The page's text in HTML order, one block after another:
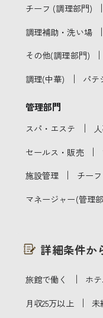
チーフ (調理部門) ｜
調理補助・洗い場 ｜
その他(調理部門) ｜
調理(中華) ｜ パテ
管理部門
スパ・エステ ｜
セールス・販売 ｜
施設管理 ｜ チー
マネージャー(管理
詳細条件か
旅館で働く ｜ ホ
月収25万以上 ｜ 未